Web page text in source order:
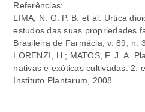
Referências:
LIMA, N. G. P. B. et al. Urtica
estudos das suas propriedades
Brasileira de Farmácia, v. 89, n.
LORENZI, H.; MATOS, F. J. A.
nativas e exóticas cultivadas. 2.
Instituto Plantarum, 2008.